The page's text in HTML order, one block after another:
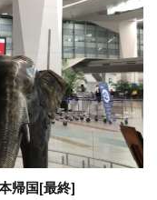
帰国[最終]